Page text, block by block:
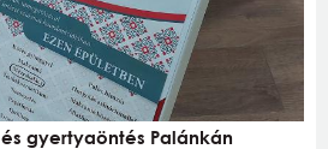
gyertyaöntés Palánkán